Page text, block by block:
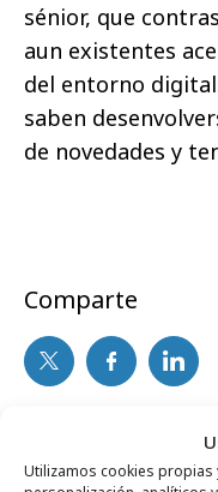
Utilizamos cookies propias
sénior, que
aun existentes
del entorno
saben
de novedades y
Comparte
Noticias